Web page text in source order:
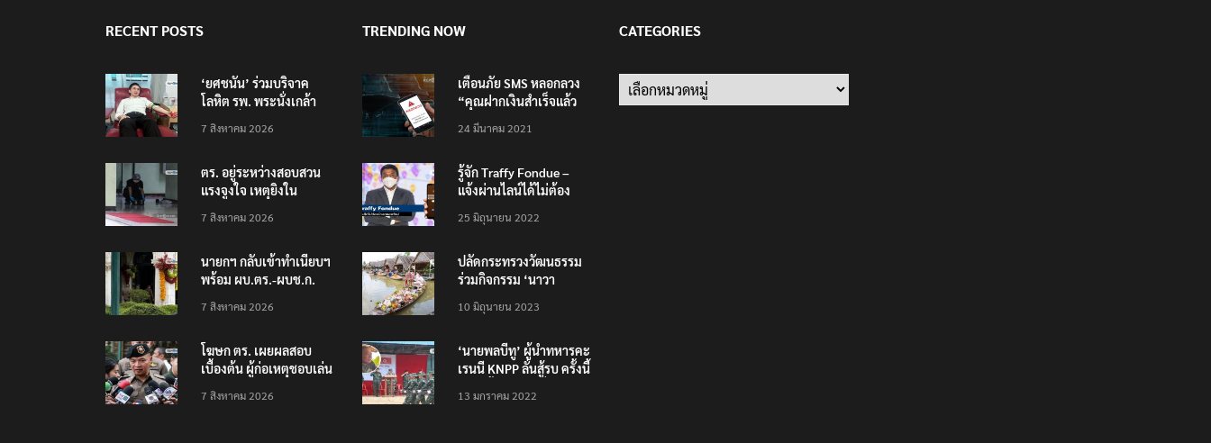
RECENT POSTS
‘ยศชนัน’ ร่วมบริจาค
โลหิต รพ. พระนั่งเกล้า
เทพศิรินทร์ นนทบุรี
7 สิงหาคม 2026
ตร. อยู่ระหว่างสอบสวน
แรงจูงใจ เหตุยิงใน
นนทบุรี พบเด็กก่อเหตุ
7 สิงหาคม 2026
นายกฯ กลับเข้าทำเนียบฯ
พร้อม ผบ.ตร.-ผบช.ก.
ปืนเถื่อน
7 สิงหาคม 2026
โฆษก ตร. เผยผลสอบ
เบื้องต้น ผู้ก่อเหตุชอบเล่น
เหตุรุนแรงก่อนลงมือ
7 สิงหาคม 2026
TRENDING NOW
เตือนภัย SMS หลอกลวง
“คุณฝากเงินสำเร็จแล้ว
200,000 บาท”
24 มีนาคม 2021
รู้จัก Traffy Fondue –
แจ้งผ่านไลน์ได้ไม่ต้อง
ทั่วไทย ไม่ใช่แค่ในกรุง
25 มิถุนายน 2022
ปลัดกระทรวงวัฒนธรรม
ร่วมกิจกรรม ‘นาวา
ตักบาตรทางน้ำ
10 มิถุนายน 2023
‘นายพลบีทู’ ผู้นำทหารคะ
เรนนี KNPP ลั่นสู้รบ ครั้งนี้
ประชาชนต้องชนะ
13 มกราคม 2022
CATEGORIES
Categories